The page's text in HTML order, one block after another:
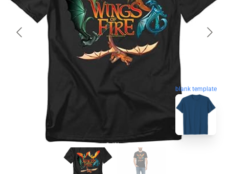
blank template